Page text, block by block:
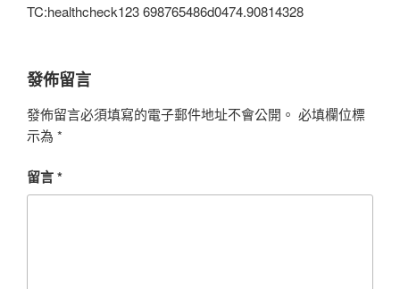
TC:healthcheck123 698765486d0474.90814328
發佈留言
發佈留言必須填寫的電子郵件地址不會公開。 必填欄位標
示為 *
留言*